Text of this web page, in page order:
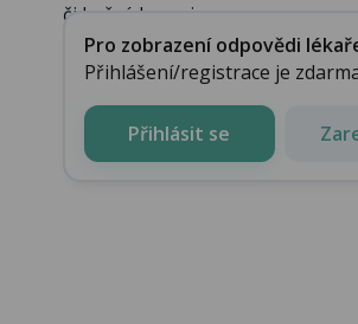
či kožních papi...
Pro zobrazení odpovědi
Přihlášení/registrace je
Přihlásit se